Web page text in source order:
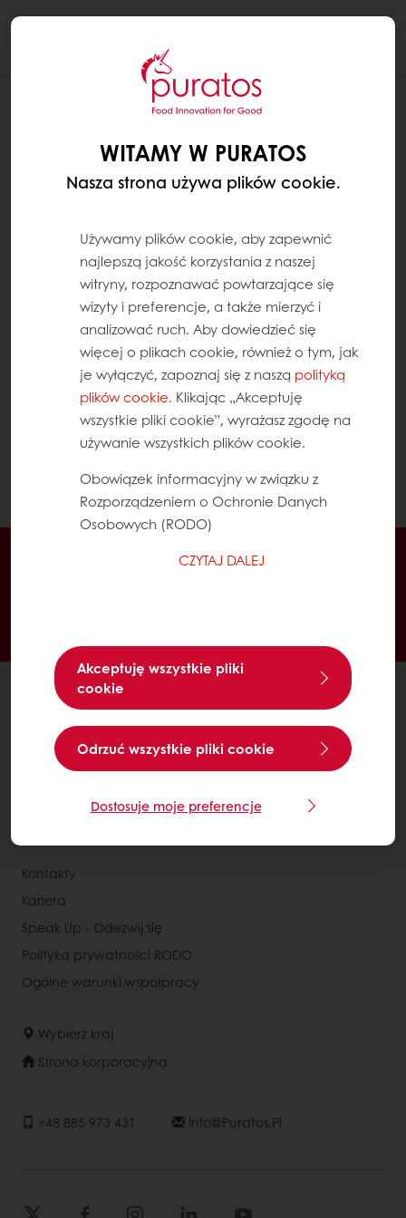
CZY MYPURATOS DZIAŁA NA
WSZYSTKICH PRZEGLĄDARKACH
INTERNETOWYCH?
Aby zapewnić sobie optymalne
MyPuratos, zalecamy nie używać
przeglądarki Internet Explorer.
Zamiast niej polecamy korzystanie z innych
przeglądarek, takich jak:
Kliknij tutaj, aby pobrać Google Chrome
Kliknij tutaj, aby pobraćFirefox.
Kliknij tutaj, aby pobraćSafari.
WITAMY W PURATOS
Nasza strona używa plików cookie.
Używamy plików cookie, aby zapewnić
najlepszą jakość korzystania z naszej
witryny, rozpoznawać powtarzające się
wizyty i preferencje, a także mierzyć i
analizować ruch. Aby dowiedzieć się
więcej o plikach cookie, również o tym, jak
je wyłączyć, zapoznaj się z naszą polityką
plików cookie. Klikając „Akceptuję
wszystkie pliki cookie”, wyrażasz zgodę na
używanie wszystkich plików cookie.
Obowiązek informacyjny w związku z
Rozporządzeniem o Ochronie Danych
Osobowych (RODO)
CZYTAJ DALEJ
Akceptuję wszystkie pliki
cookie
Odrzuć wszystkie pliki cookie
Dostosuje moje preferencje
Wszystkie produkty
Receptury
Usługi
Wiedza o konsumentach
Kontakty
Kariera
Speak Up - Odezwij się
Polityka prywatności RODO
Ogólne warunki współpracy
Wybierz kraj
Strona korporacyjna
+48 885 973 431 Info@puratos.pl